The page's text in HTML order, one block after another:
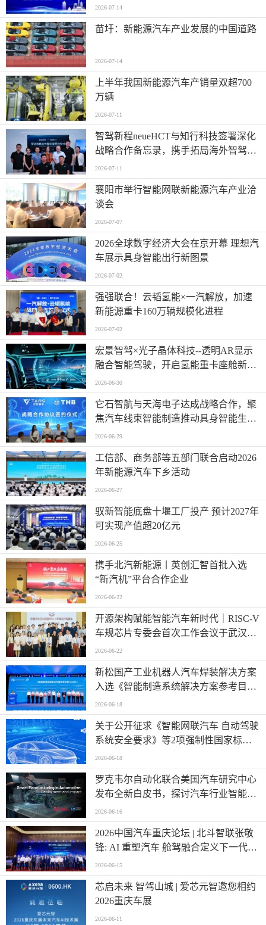
2026-07-14
苗圩：新能源汽车产业发展的中国道路
2026-07-14
上半年我国新能源汽车产销量双超700
万辆
2026-07-11
智驾新程neueHCT与知行科技签署深化
战略合作备忘录，携手拓局海外智驾市
场
2026-07-11
襄阳市举行智能网联新能源汽车产业洽
谈会
2026-07-07
2026全球数字经济大会在京开幕 理想汽
车展示具身智能出行新图景
2026-07-02
强强联合！云韬氢能×一汽解放，加速
新能源重卡160万辆规模化进程
2026-07-02
宏景智驾×光子晶体科技--透明AR显示
融合智能驾驶，开启氢能重卡座舱新时
代
2026-06-30
它石智航与天海电子达成战略合作，聚
焦汽车线束智能制造推动具身智能生产
落地
2026-06-29
工信部、商务部等五部门联合启动2026
年新能源汽车下乡活动
2026-06-27
驭新智能底盘十堰工厂投产 预计2027年
可实现产值超20亿元
2026-06-25
携手北汽新能源丨英创汇智首批入选
“新汽机”平台合作企业
2026-06-22
开源架构赋能智能汽车新时代｜RISC-V
车规芯片专委会首次工作会议于武汉圆
满召开
2026-06-22
新松国产工业机器人汽车焊装解决方案
入选《智能制造系统解决方案参考目录
（2026）》
2026-06-18
关于公开征求《智能网联汽车 自动驾驶
系统安全要求》等2项强制性国家标准
（报批稿）、《车载事故紧急呼叫系
统》强制性国家标准外文版（报批稿）
意见的公示
2026-06-18
罗克韦尔自动化联合美国汽车研究中心
发布全新白皮书，探讨汽车行业智能制
造发展新阶段
2026-06-16
2026中国汽车重庆论坛 | 北斗智联张敬
锋: AI 重塑汽车 舱驾融合定义下一代出
行
2026-06-15
芯启未来 智驾山城 | 爱芯元智邀您相约
2026重庆车展
2026-06-11